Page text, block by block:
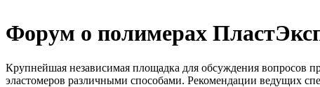
Форум о полимерах
Крупнейшая независимая площадка для обсуждения вопросов
эластомеров различными способами. Рекомендации ведущих